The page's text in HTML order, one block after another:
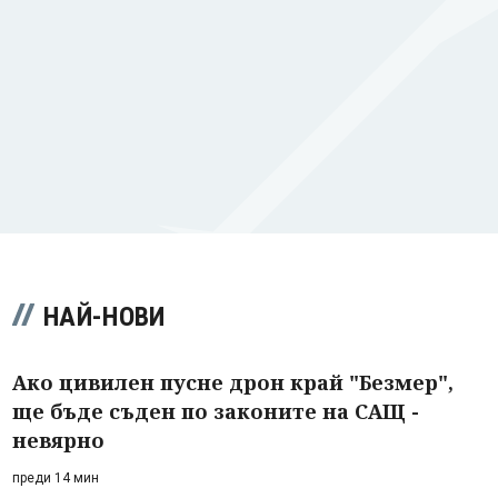
НАЙ-НОВИ
Ако цивилен пусне дрон край "Безмер",
ще бъде съден по законите на САЩ -
невярно
преди 14 мин